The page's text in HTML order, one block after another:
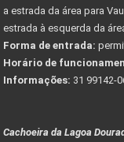
a estrada da área para
estrada à esquerda da
Forma de entrada:
Horário de
Informações: 31 99142-
Cachoeira da Lagoa